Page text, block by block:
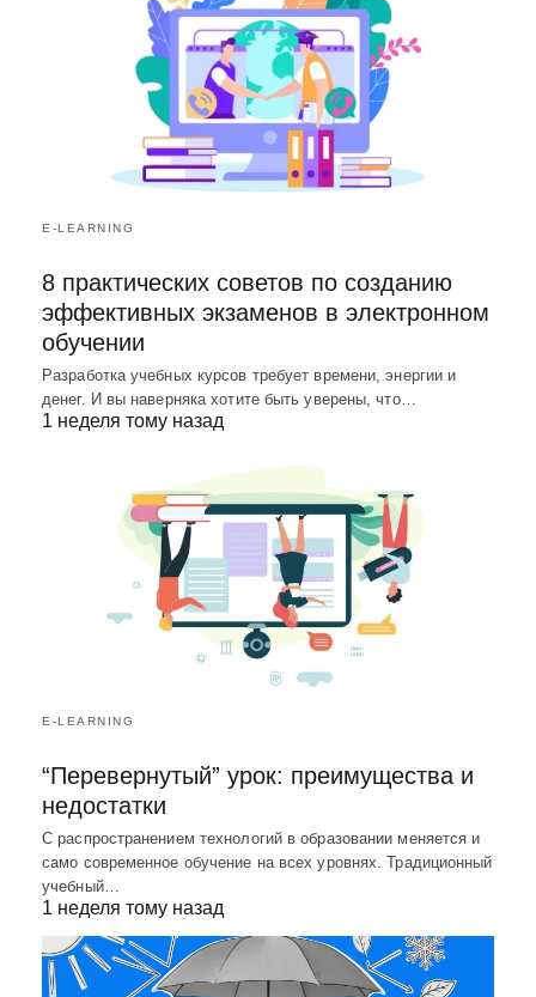
E-LEARNING
8 практических советов по созданию
эффективных экзаменов в электронном
обучении
Разработка учебных курсов требует времени, энергии и
денег. И вы наверняка хотите быть уверены, что…
1 неделя тому назад
E-LEARNING
“Перевернутый” урок: преимущества и
недостатки
С распространением технологий в образовании меняется и
само современное обучение на всех уровнях. Традиционный
учебный…
1 неделя тому назад